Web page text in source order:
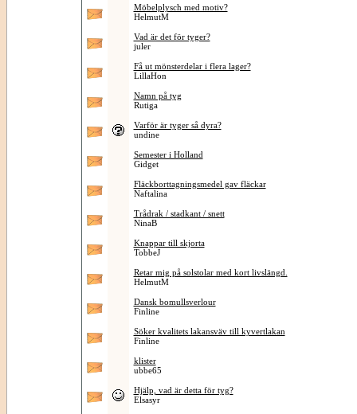
Möbelplysch med motiv?
HelmutM
Vad är det för tyger?
juler
Få ut mönsterdelar i flera lager?
LillaHon
Namn på tyg
Rutiga
Varför är tyger så dyra?
undine
Semester i Holland
Gidget
Fläckborttagningsmedel gav fläckar
Naftalina
Trådrak / stadkant / snett
NinaB
Knappar till skjorta
TobbeJ
Retar mig på solstolar med kort livslängd.
HelmutM
Dansk bomullsverlour
Finline
Söker kvalitets lakansväv till kyvertlakan
Finline
klister
ubbe65
Hjälp, vad är detta för tyg?
Elsasyr